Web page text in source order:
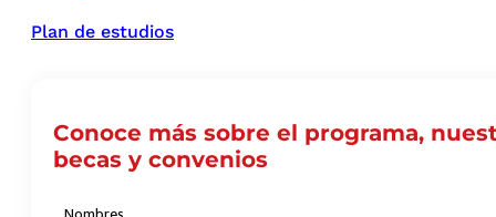
Plan de estudios
Conoce más sobre el programa,
becas y convenios